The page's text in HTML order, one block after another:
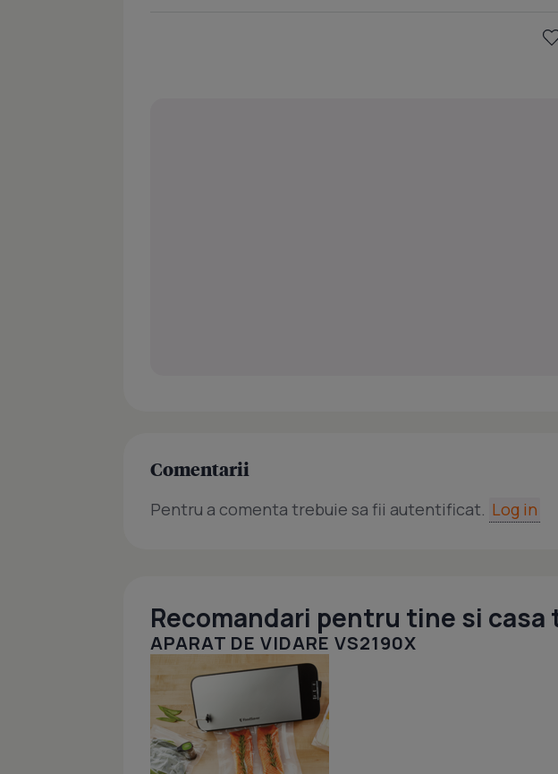
Comentarii
Pentru a comenta trebuie sa fii autentificat. Log in
Recomandari pentru tine si casa
APARAT DE VIDARE VS2190X